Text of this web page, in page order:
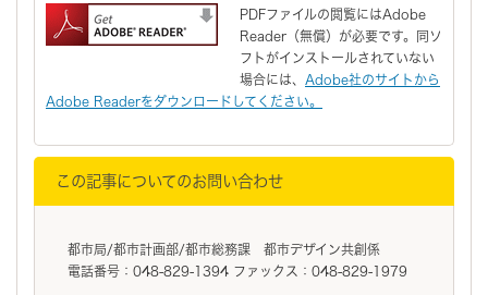
PDFファイルの閲覧にはAdobe
Reader（無償）が必要です。同ソ
フトがインストールされていない
場合には、 Adobe社のサイトから
Adobe Readerをダウンロードしてください。
この記事についてのお問い合わせ
都市局/都市計画部/都市総務課 都市デザイン共創係
電話番号：048-829-1394 ファックス：048-829-1979